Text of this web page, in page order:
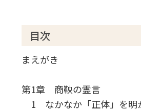
目次
まえがき
第1章 商鞅の霊言
1 なかなか「正体」を明